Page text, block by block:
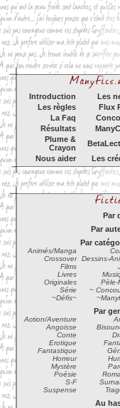
Introduction
Les
Les règles
Flux
La Faq
Résultats
Plume &
Crayon
Nous aider
Les
Par
Par
Par
Animés/Manga
Crossover
Dessins-
Films
Livres
Originales
Pèle-
Série
~
~Défis~
Par
Action/Aventure
Angoisse
Conte
Erotique
Fantastique
Horreur
Mystère
Poésie
S-F
Suspense
Au